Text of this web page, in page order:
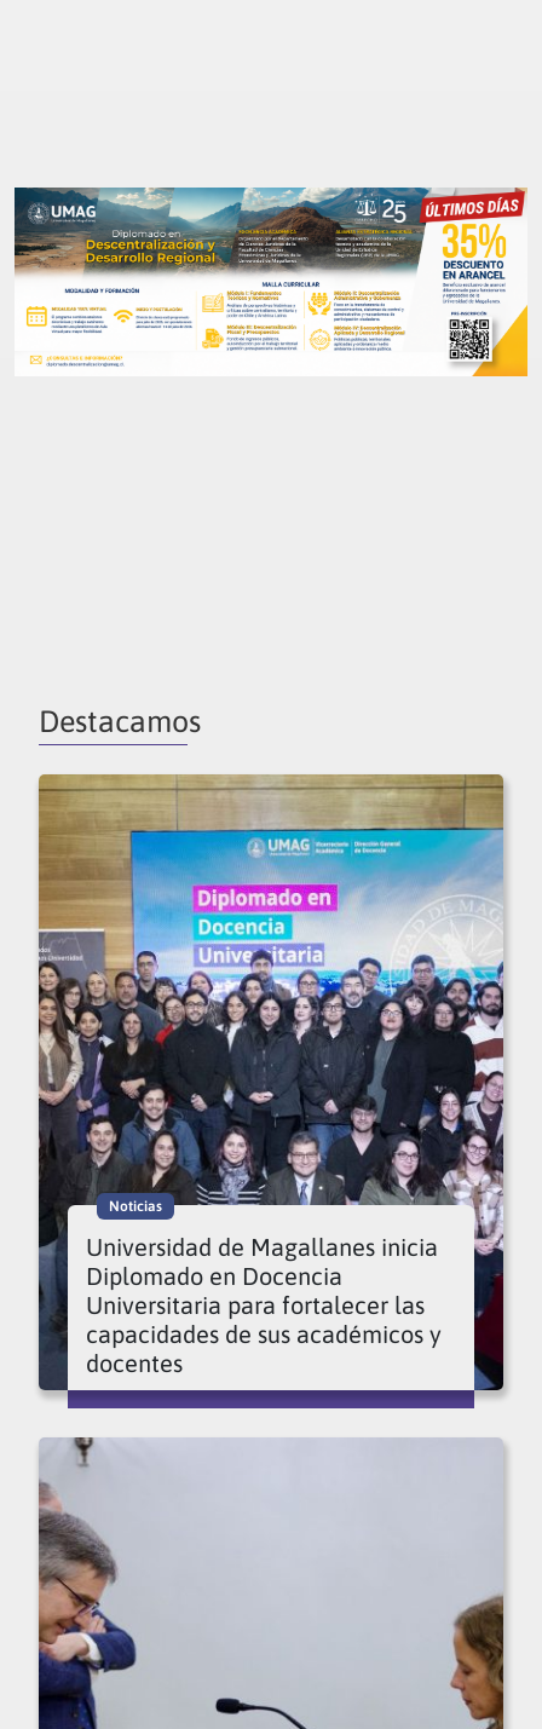
Destacamos
Noticias
Universidad de Magallanes inicia
Diplomado en Docencia
Universitaria para fortalecer las
capacidades de sus académicos y
docentes